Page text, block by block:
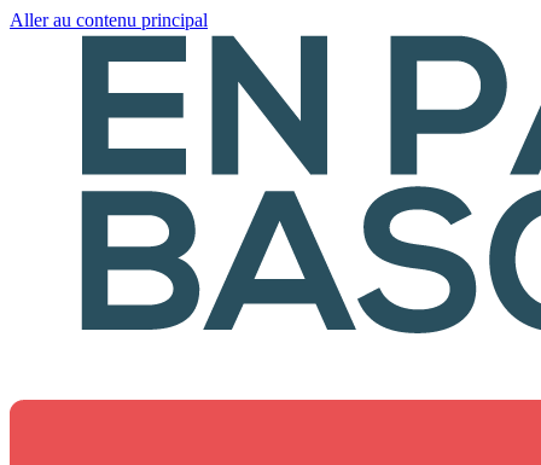
Aller au contenu principal